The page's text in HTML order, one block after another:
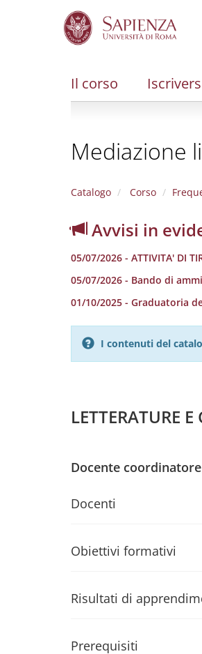
Il corso
Mediazione
Catalogo Corso
Avvisi in
05/07/2026 - ATTIVITA' DI
05/07/2026 - Bando di
01/10/2025 - Graduatoria
I contenuti del
LETTERATURE
Docente
Docenti
Obiettivi formativi
Risultati di
Prerequisiti